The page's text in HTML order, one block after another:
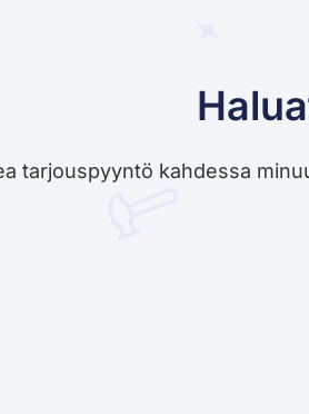
tarjouspyyntö kahdessa